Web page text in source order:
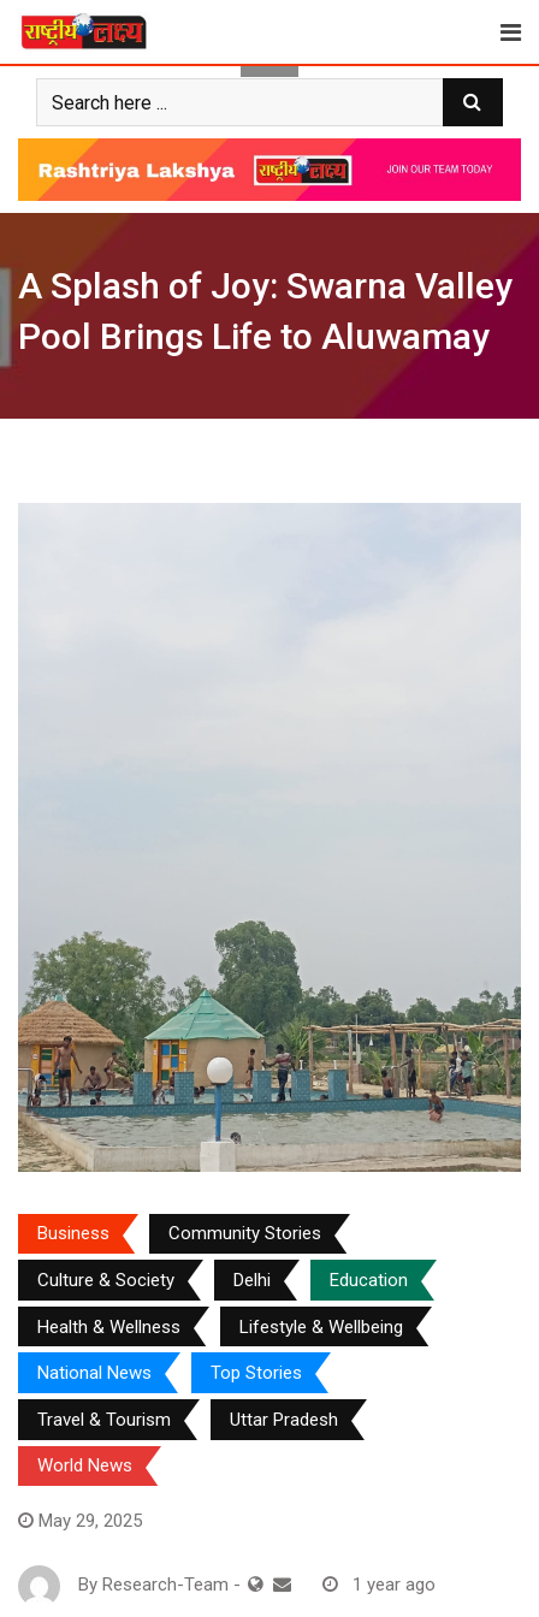
Skip
content
A Splash of Joy: Swarna Valley
Pool Brings Life to Aluwamay
Business Community Stories
Culture & Society Delhi Education
Health & Wellness Lifestyle & Wellbeing
National News Top Stories
Travel & Tourism Uttar Pradesh
World News
May 29, 2025
By Research-Team - 1 year ago